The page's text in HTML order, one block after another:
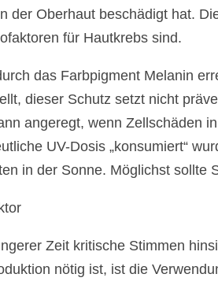
der Oberhaut beschädigt hat.
für Hautkrebs sind.
das Farbpigment Melanin
dieser Schutz setzt nicht
angeregt, wenn Zellschäden
UV-Dosis „konsumiert“
in der Sonne. Möglichst
Zeit kritische Stimmen
nötig ist, ist die